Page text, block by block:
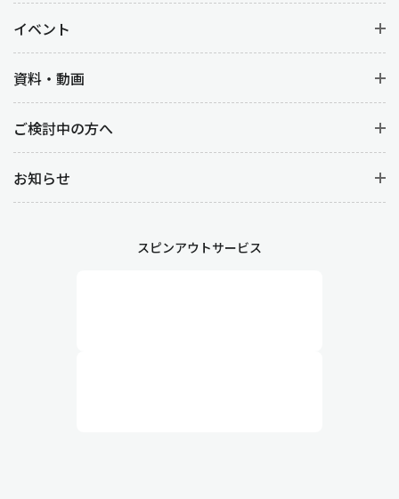
イベント
資料・動画
ご検討中の方へ
お知らせ
スピンアウトサービス